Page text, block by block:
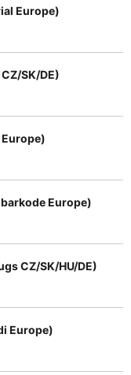
Europe)
SK/DE)
Europe)
CZ/SK/HU/DE)
Europe)